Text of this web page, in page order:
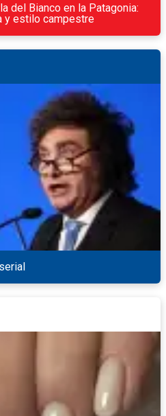
del Bianco en la Patagonia:
y estilo campestre